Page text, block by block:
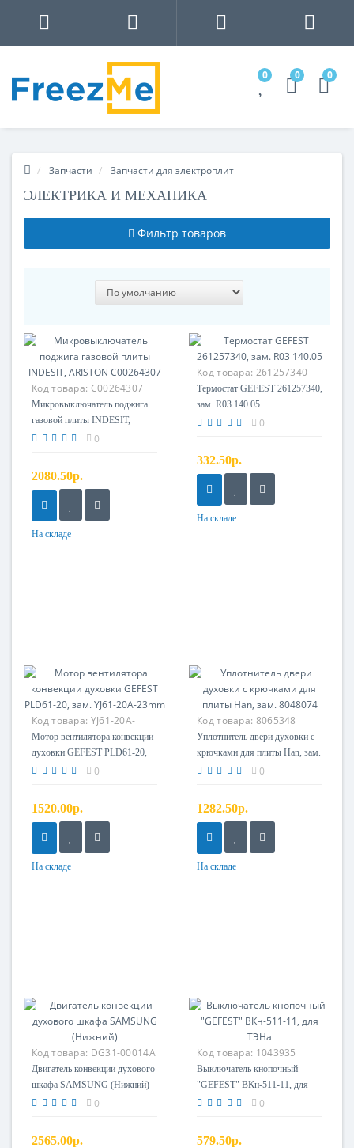
0 0 0
Запчасти Запчасти для электроплит
ЭЛЕКТРИКА И МЕХАНИКА
Фильтр товаров
Код товара: C00264307
Микровыключатель поджига
газовой плиты INDESIT,
ARISTON C00264307
0
2080.50р.
На складе
Код товара: 261257340
Термостат GEFEST 261257340,
зам. R03 140.05
0
332.50р.
На складе
Код товара: YJ61-20A-
23mm
Мотор вентилятора конвекции
духовки GEFEST PLD61-20,
зам. YJ61-20A-23mm
0
1520.00р.
На складе
Код товара: 8065348
Уплотнитель двери духовки с
крючками для плиты Han, зам.
8048074
0
1282.50р.
На складе
Код товара: DG31-00014A
Двигатель конвекции духового
шкафа SAMSUNG (Нижний)
0
2565.00р.
Код товара: 1043935
Выключатель кнопочный
"GEFEST" ВКн-511-11, для
ТЭНа
0
579.50р.